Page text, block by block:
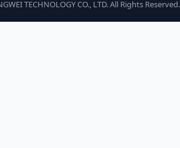
TECHNOLOGY CO., LTD. All Rights Reserved.